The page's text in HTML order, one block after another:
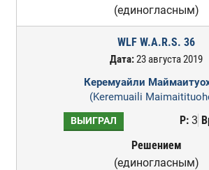
(единогласным)
WLF W.A.R.S. 36
Дата:23 августа 2019
Керемуайли
(Keremuaili
ВЫИГРАЛ Р:3
Решением
(единогласным)